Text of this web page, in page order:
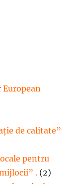
European
de calitate”
pentru
. (2)